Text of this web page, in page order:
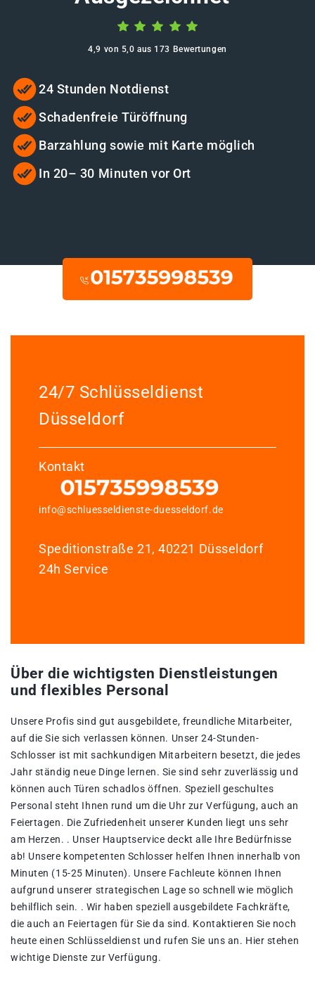
4,9 von 5,0 aus 173 Bewertungen
24 Stunden Notdienst
Schadenfreie Türöffnung
Barzahlung sowie mit Karte möglich
In 20– 30 Minuten vor Ort
24/7 Schlüsseldienst
Düsseldorf
Kontakt
info@schluesseldienste-duesseldorf.de
Speditionstraße 21, 40221 Düsseldorf
24h Service
Über die wichtigsten Dienstleistungen
und flexibles Personal
Unsere Profis sind gut ausgebildete, freundliche Mitarbeiter,
auf die Sie sich verlassen können. Unser 24-Stunden-
Schlosser ist mit sachkundigen Mitarbeitern besetzt, die jedes
Jahr ständig neue Dinge lernen. Sie sind sehr zuverlässig und
können auch Türen schadlos öffnen. Speziell geschultes
Personal steht Ihnen rund um die Uhr zur Verfügung, auch an
Feiertagen. Die Zufriedenheit unserer Kunden liegt uns sehr
am Herzen. . Unser Hauptservice deckt alle Ihre Bedürfnisse
ab! Unsere kompetenten Schlosser helfen Ihnen innerhalb von
Minuten (15-25 Minuten). Unsere Fachleute können Ihnen
aufgrund unserer strategischen Lage so schnell wie möglich
behilflich sein. . Wir haben speziell ausgebildete Fachkräfte,
die auch an Feiertagen für Sie da sind. Kontaktieren Sie noch
heute einen Schlüsseldienst und rufen Sie uns an. Hier stehen
wichtige Dienste zur Verfügung.